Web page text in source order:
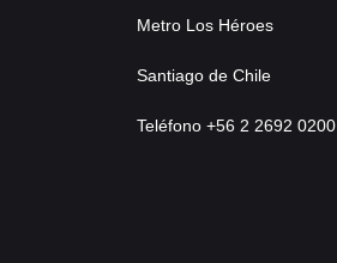
Metro Los Héroes
Santiago de Chile
Teléfono +56 2 2692 0200